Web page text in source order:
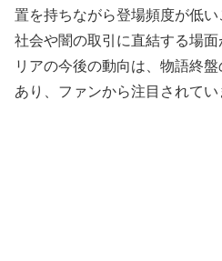
置を持ちながら登場頻度が低
社会や闇の取引に直結する場
リアの今後の動向は、物語終
あり、ファンから注目されてい